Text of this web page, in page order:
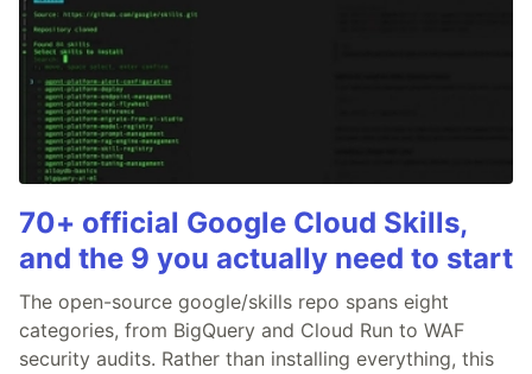
70+ official Google Cloud Skills,
and the 9 you actually need to start
The open-source google/skills repo spans eight
categories, from BigQuery and Cloud Run to WAF
security audits. Rather than installing everything, this